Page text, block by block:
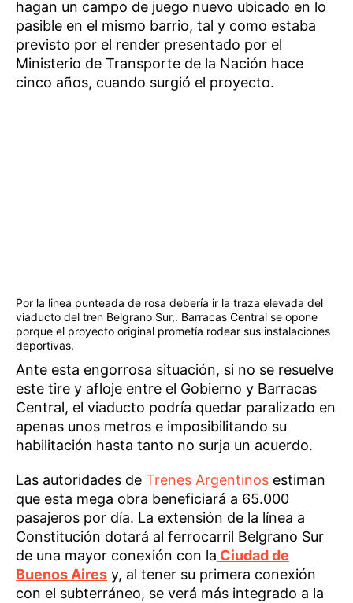
hagan un campo de juego nuevo ubicado en lo
pasible en el mismo barrio, tal y como estaba
previsto por el render presentado por el
Ministerio de Transporte de la Nación hace
cinco años, cuando surgió el proyecto.
Por la linea punteada de rosa debería ir la traza elevada del
viaducto del tren Belgrano Sur,. Barracas Central se opone
porque el proyecto original prometía rodear sus instalaciones
deportivas.
Ante esta engorrosa situación, si no se resuelve
este tire y afloje entre el Gobierno y Barracas
Central, el viaducto podría quedar paralizado en
apenas unos metros e imposibilitando su
habilitación hasta tanto no surja un acuerdo.
Las autoridades de Trenes Argentinos estiman
que esta mega obra beneficiará a 65.000
pasajeros por día. La extensión de la línea a
Constitución dotará al ferrocarril Belgrano Sur
de una mayor conexión con la Ciudad de
Buenos Aires y, al tener su primera conexión
con el subterráneo, se verá más integrado a la